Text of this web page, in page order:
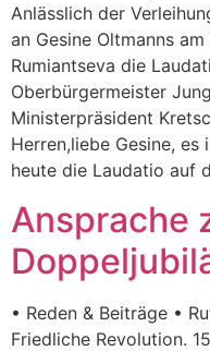
Anlässlich der
an Gesine Oltmanns
Rumiantseva die
Oberbürgermeister
Ministerpräsident
Herren,liebe Gesine,
heute die Laudatio auf
Ansprache
• Reden & Beiträge •
Friedliche Revolution.